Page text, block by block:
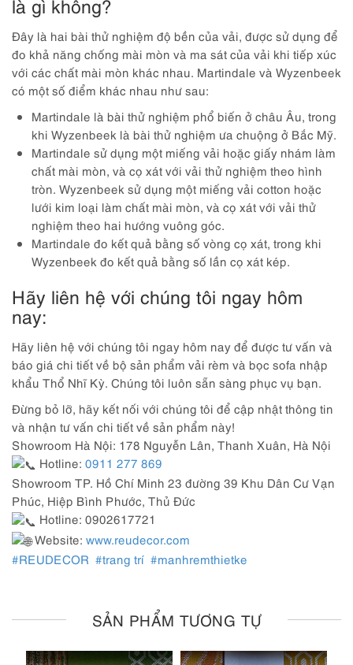
Đây là hai bài thử nghiệm độ bền của vải, được sử dụng để
đo khả năng chống mài mòn và ma sát của vải khi tiếp xúc
với các chất mài mòn khác nhau. Martindale và Wyzenbeek
có một số điểm khác nhau như sau:
Martindale là bài thử nghiệm phổ biến ở châu Âu, trong
khi Wyzenbeek là bài thử nghiệm ưa chuộng ở Bắc Mỹ.
Martindale sử dụng một miếng vải hoặc giấy nhám làm
chất mài mòn, và cọ xát với vải thử nghiệm theo hình
tròn. Wyzenbeek sử dụng một miếng vải cotton hoặc
lưới kim loại làm chất mài mòn, và cọ xát với vải thử
nghiệm theo hai hướng vuông góc.
Martindale đo kết quả bằng số vòng cọ xát, trong khi
Wyzenbeek đo kết quả bằng số lần cọ xát kép.
Hãy liên hệ với chúng tôi ngay hôm
nay:
Hãy liên hệ với chúng tôi ngay hôm nay để được tư vấn và
báo giá chi tiết về bộ sản phẩm vải rèm và bọc sofa nhập
khẩu Thổ Nhĩ Kỳ. Chúng tôi luôn sẵn sàng phục vụ bạn.
Đừng bỏ lỡ, hãy kết nối với chúng tôi để cập nhật thông tin
và nhận tư vấn chi tiết về sản phẩm này!
Showroom Hà Nội: 178 Nguyễn Lân, Thanh Xuân, Hà Nội
Hotline: 0911 277 869
Showroom TP. Hồ Chí Minh 23 đường 39 Khu Dân Cư Vạn
Phúc, Hiệp Bình Phước, Thủ Đức
Hotline: 0902617721
Website: www.reudecor.com
#REUDECOR #trang trí #manhremthietke
SẢN PHẨM TƯƠNG TỰ